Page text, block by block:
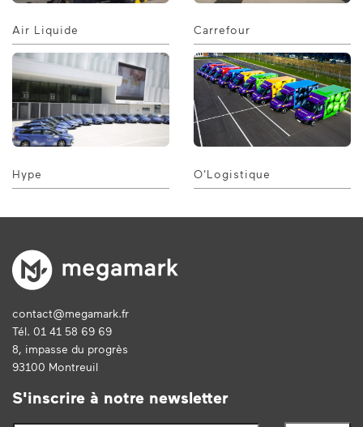
Air Liquide Carrefour
Hype O'Logistique
contact@megamark.fr
Tél. 01 41 58 69 69
8, impasse du progrès
93100 Montreuil
S'inscrire à notre newsletter